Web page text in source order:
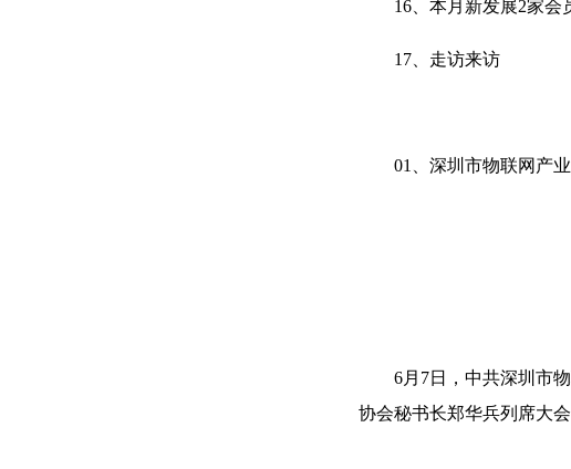
16、本月新发展2家会
17、走访来访
01、深圳市物联网产
6月7日，中共深圳市
协会秘书长郑华兵列席大